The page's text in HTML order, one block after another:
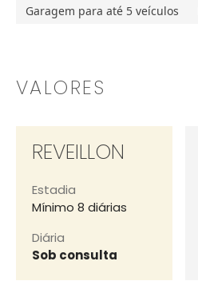
Garagem para até 5 veículos
VALORES
REVEILLON
Estadia
Mínimo 8 diárias
Diária
Sob consulta